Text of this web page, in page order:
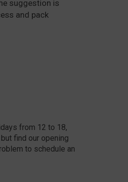
suggestion is
and pack
from 12 to 18,
find our opening
to schedule an